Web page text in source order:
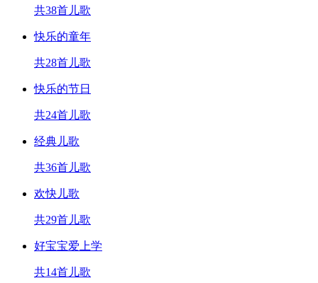
共38首儿歌
快乐的童年
共28首儿歌
快乐的节日
共24首儿歌
经典儿歌
共36首儿歌
欢快儿歌
共29首儿歌
好宝宝爱上学
共14首儿歌